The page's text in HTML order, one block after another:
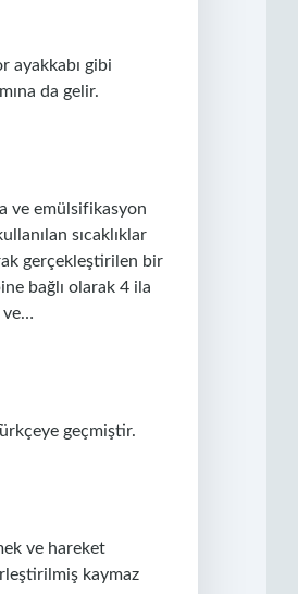
ayakkabı gibi
da gelir.
ve emülsifikasyon
sıcaklıklar
gerçekleştirilen bir
bağlı olarak 4 ila
ve…
geçmiştir.
ve hareket
kaymaz